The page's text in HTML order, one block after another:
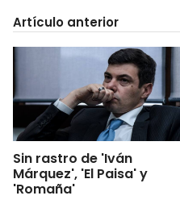
Artículo anterior
Sin rastro de 'Iván
Márquez', 'El Paisa' y
'Romaña'